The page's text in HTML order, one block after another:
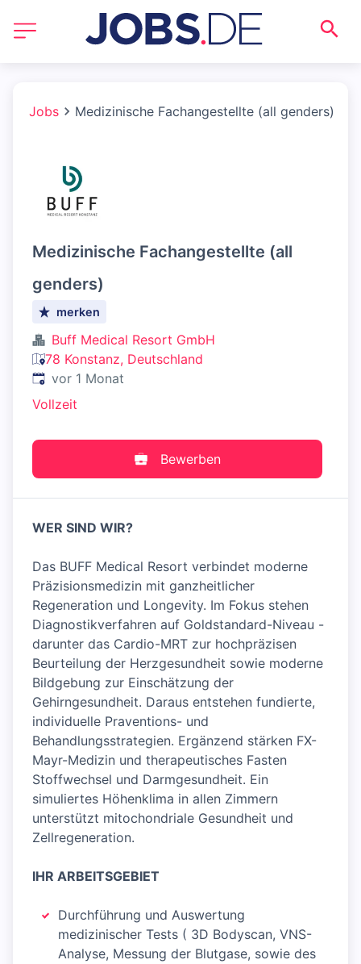
Jobs Medizinische Fachangestellte (all genders)
Medizinische Fachangestellte (all
genders)
merken
Buff Medical Resort GmbH
78 Konstanz, Deutschland
Veröffentlicht:
vor 1 Monat
Vollzeit
Bewerben
WER SIND WIR?
Das BUFF Medical Resort verbindet moderne
Präzisionsmedizin mit ganzheitlicher
Regeneration und Longevity. Im Fokus stehen
Diagnostikverfahren auf Goldstandard-Niveau -
darunter das Cardio-MRT zur hochpräzisen
Beurteilung der Herzgesundheit sowie moderne
Bildgebung zur Einschätzung der
Gehirngesundheit. Daraus entstehen fundierte,
individuelle Praventions- und
Behandlungsstrategien. Ergänzend stärken FX-
Mayr-Medizin und therapeutisches Fasten
Stoffwechsel und Darmgesundheit. Ein
simuliertes Höhenklima in allen Zimmern
unterstützt mitochondriale Gesundheit und
Zellregeneration.
IHR ARBEITSGEBIET
Durchführung und Auswertung
medizinischer Tests ( 3D Bodyscan, VNS-
Analyse, Messung der Blutgase, sowie des